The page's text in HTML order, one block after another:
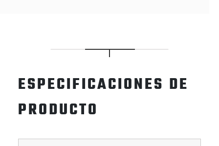
ESPECIFICACIONES DE
PRODUCTO